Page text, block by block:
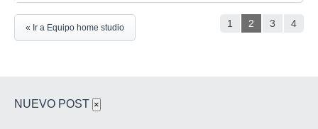
1 2 3 4
« Ir a Equipo home studio
NUEVO POST ×